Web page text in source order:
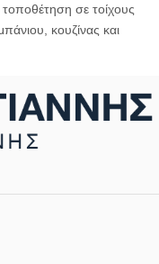
τοποθέτηση σε τοίχους
κουζίνας και